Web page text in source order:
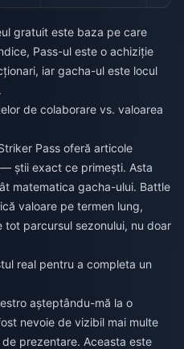
gratuit este baza pe care
Pass-ul este o achiziție
iar gacha-ul este locul
de colaborare vs. valoarea
Pass oferă articole
știi exact ce primești. Asta
matematica gacha-ului. Battle
valoare pe termen lung,
parcursul sezonului, nu doar
real pentru a completa un
așteptându-mă la o
nevoie de vizibil mai multe
prezentare. Aceasta este